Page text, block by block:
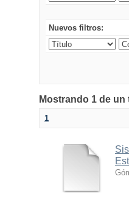
Nuevos filtros:
Mostrando 1 de
1